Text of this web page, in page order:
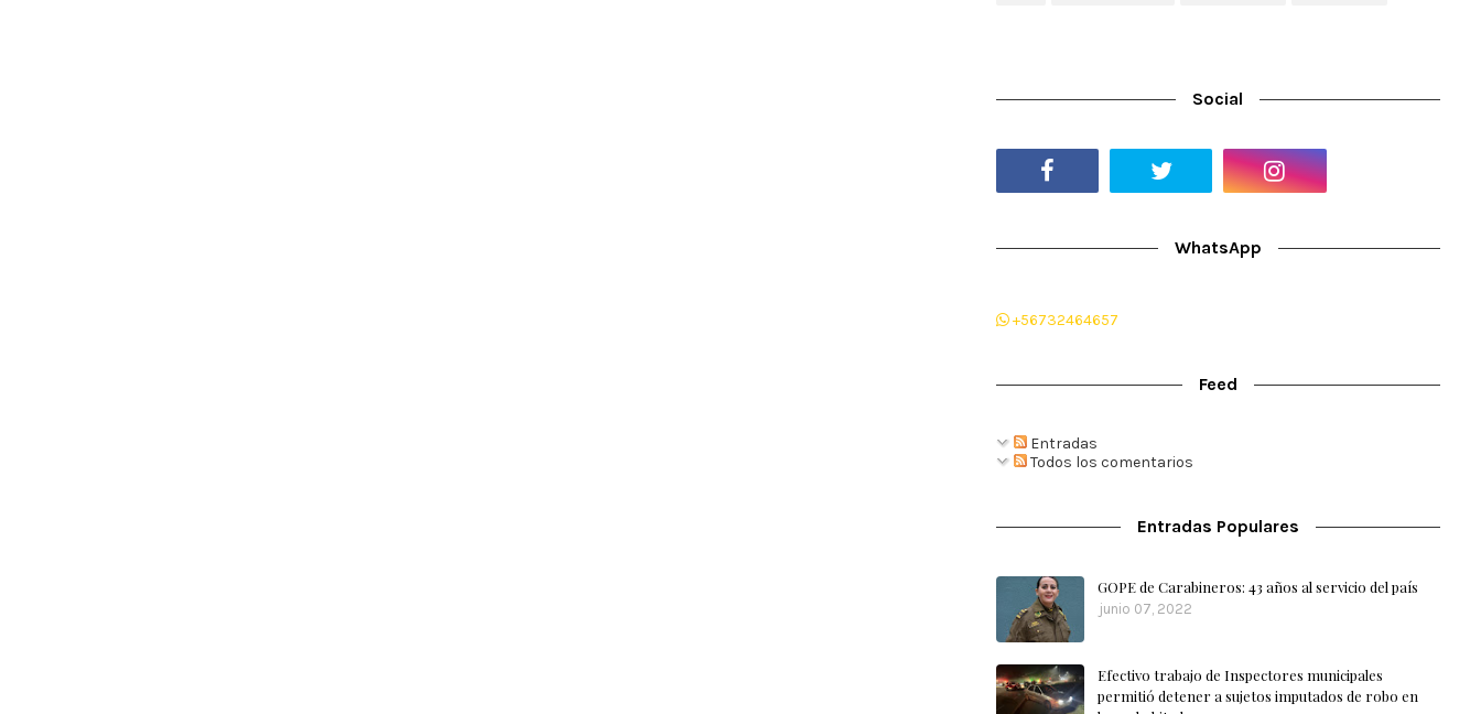
Social
WhatsApp
+56732464657
Feed
Entradas
Todos los comentarios
Entradas Populares
GOPE de Carabineros: 43 años al servicio del país
junio 07, 2022
Efectivo trabajo de Inspectores municipales
permitió detener a sujetos imputados de robo en